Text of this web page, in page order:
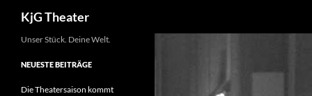
KjG Theater
Unser Stück. Deine Welt.
NEUESTE BEITRÄGE
Die Theatersaison kommt